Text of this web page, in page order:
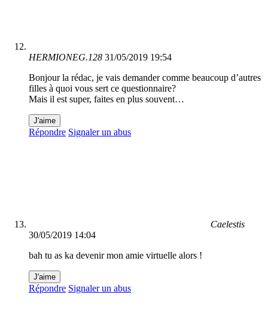
HERMIONEG.128 31/05/2019 19:54
Bonjour la rédac, je vais demander comme beaucoup d’autres
filles à quoi vous sert ce questionnaire?
Mais il est super, faites en plus souvent…
J'aime
Répondre Signaler un abus
Caelestis
30/05/2019 14:04
bah tu as ka devenir mon amie virtuelle alors !
J'aime
Répondre Signaler un abus